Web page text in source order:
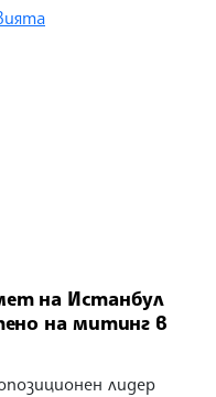
на Истанбул
на митинг в
лидер